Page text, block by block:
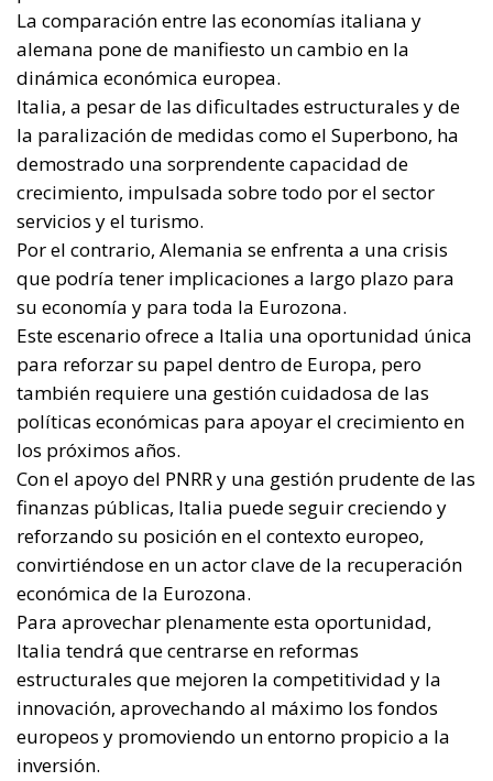
que podría tener implicaciones a largo plazo para
su economía y para toda la Eurozona.
Este escenario ofrece a Italia una oportunidad única
para reforzar su papel dentro de Europa, pero
también requiere una gestión cuidadosa de las
políticas económicas para apoyar el crecimiento en
los próximos años.
Con el apoyo del PNRR y una gestión prudente de las
finanzas públicas, Italia puede seguir creciendo y
reforzando su posición en el contexto europeo,
convirtiéndose en un actor clave de la recuperación
económica de la Eurozona.
Para aprovechar plenamente esta oportunidad,
Italia tendrá que centrarse en reformas
estructurales que mejoren la competitividad y la
innovación, aprovechando al máximo los fondos
europeos y promoviendo un entorno propicio a la
inversión.
Sólo así podrá consolidar su crecimiento y
contribuir a una Europa más equilibrada y
próspera.
Alessandro Fiorentino
Tags: